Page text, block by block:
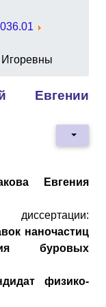
Евгении
Евгения
наночастиц
буровых
физико-